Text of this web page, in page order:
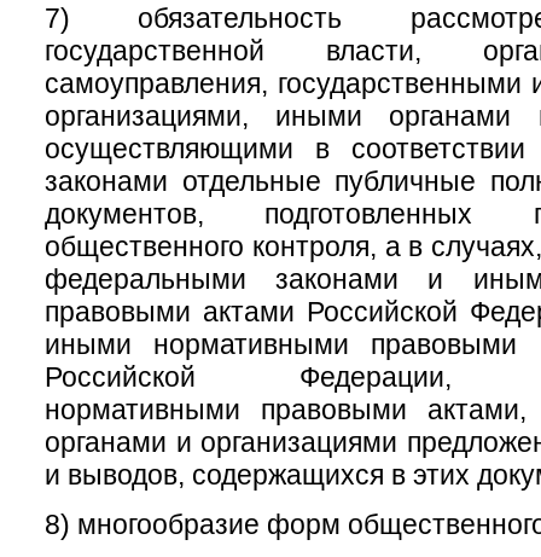
7) обязательность
государственной власти,
самоуправления,
организациями, иными органами
осуществляющими в
законами отдельные публичные
документов, подготовленных
общественного контроля, а в
федеральными законами и
правовыми актами Российской
иными нормативными правовыми
Российской Федерации,
нормативными правовыми
органами и организациями
и выводов, содержащихся в этих
8) многообразие форм